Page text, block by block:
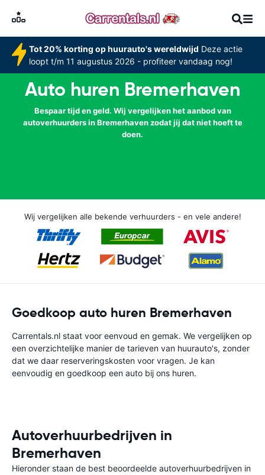
Tot 20% korting op huurauto's wereldwijd Deze actie
loopt t/m 11 augustus 2026 - profiteer vandaag nog!
Auto huren Bremerhaven
Bespaar tijd en geld. Wij vergelijken het aanbod van
autoverhuurders in Bremerhaven zodat jij dat niet hoeft te
doen.
Wij vergelijken alle bekende verhuurders - en vele andere!
Goedkoop auto huren Bremerhaven
Carrentals.nl staat voor eenvoud en gemak. We vergelijken op
een overzichtelijke manier de tarieven van huurauto's, zonder
dat we daar reserveringskosten voor vragen. Je kan
eenvoudig en goedkoop een auto bij ons huren.
Autoverhuurbedrijven in
Bremerhaven
Hieronder staan de best beoordeelde autoverhuurbedrijven in